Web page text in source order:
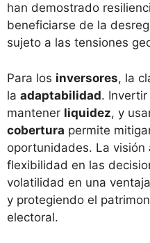
han demostrado
beneficiarse de la
sujeto a las tensiones
Para los inversores, la
la adaptabilidad.
mantener liquidez, y
cobertura permite
oportunidades. La visión
flexibilidad en las
volatilidad en una
y protegiendo el
electoral.